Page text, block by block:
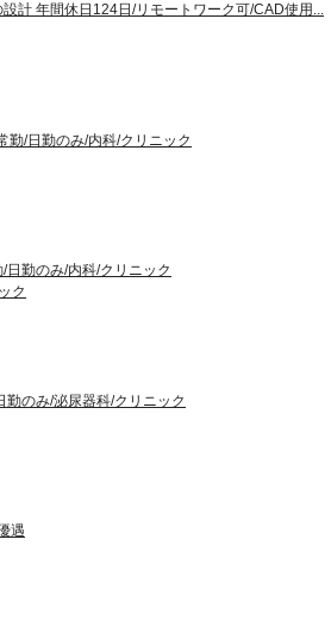
計 年間休日124日/リモートワーク可/CAD使用...
勤/日勤のみ/内科/クリニック
日勤のみ/内科/クリニック
ク
勤のみ/泌尿器科/クリニック
遇